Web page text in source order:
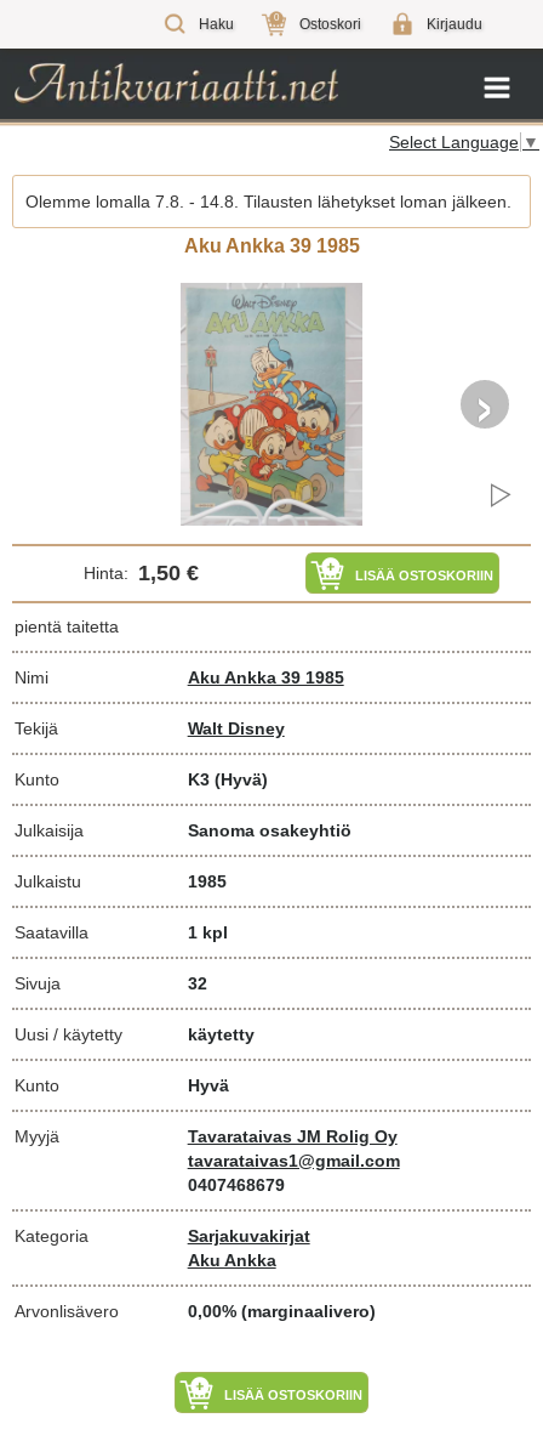
Haku 0 Ostoskori Kirjaudu
Select Language ▼
Olemme lomalla 7.8. - 14.8. Tilausten lähetykset loman jälkeen.
Aku Ankka 39 1985
›
Hinta: 1,50 € LISÄÄ OSTOSKORIIN
pientä taitetta
Nimi Aku Ankka 39 1985
Tekijä Walt Disney
Kunto K3 (Hyvä)
Julkaisija Sanoma osakeyhtiö
Julkaistu 1985
Saatavilla 1 kpl
Sivuja 32
Uusi / käytetty käytetty
Kunto Hyvä
Myyjä
Tavarataivas JM Rolig Oy
tavarataivas1@gmail.com
0407468679
Kategoria
Sarjakuvakirjat
Aku Ankka
Arvonlisävero 0,00% (marginaalivero)
LISÄÄ OSTOSKORIIN